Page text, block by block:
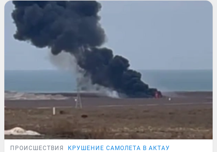
ПРОИСШЕСТВИЯ КРУШЕНИЕ САМОЛЕТА В АКТАУ